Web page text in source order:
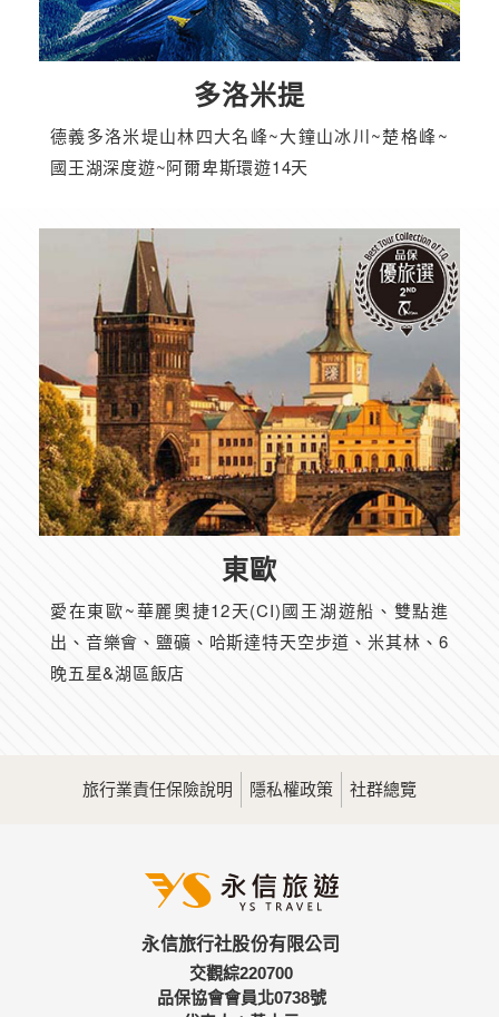
多洛米提
德義多洛米堤山林四大名峰~大鐘山冰川~楚格峰~
國王湖深度遊~阿爾卑斯環遊14天
東歐
愛在東歐~華麗奧捷12天(CI)國王湖遊船、雙點進
出、音樂會、鹽礦、哈斯達特天空步道、米其林、6
晚五星&湖區飯店
旅行業責任保險說明 隱私權政策 社群總覽
永信旅行社股份有限公司
交觀綜220700
品保協會會員北0738號